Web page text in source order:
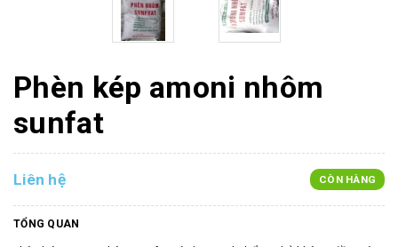
Phèn kép amoni nhôm
sunfat
Liên hệ CÒN HÀNG
TỔNG QUAN